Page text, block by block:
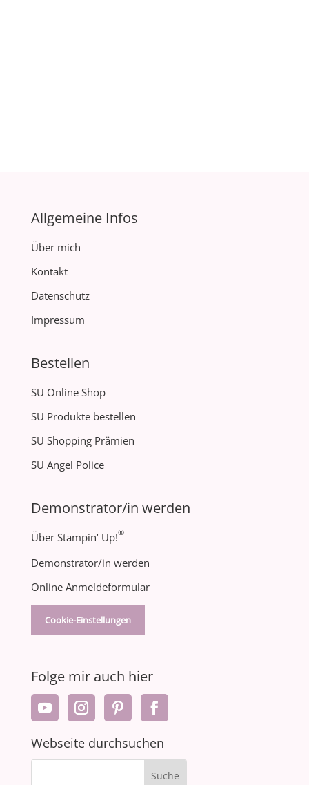
Allgemeine Infos
Über mich
Kontakt
Datenschutz
Impressum
Bestellen
SU Online Shop
SU Produkte bestellen
SU Shopping Prämien
SU Angel Police
Demonstrator/in werden
Über Stampin‘ Up!®
Demonstrator/in werden
Online Anmeldeformular
Cookie-Einstellungen
Folge mir auch hier
Webseite durchsuchen